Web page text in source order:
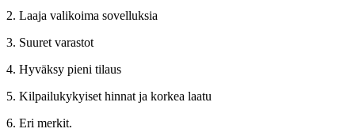
2. Laaja valikoima sovelluksia
3. Suuret varastot
4. Hyväksy pieni tilaus
5. Kilpailukykyiset hinnat ja korkea laatu
6. Eri merkit.